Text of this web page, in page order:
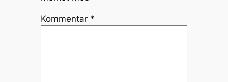
Kommentar *